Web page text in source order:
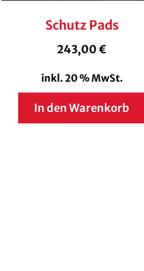
Schutz Pads
243,00€
inkl. 20 % MwSt.
In den Warenkorb